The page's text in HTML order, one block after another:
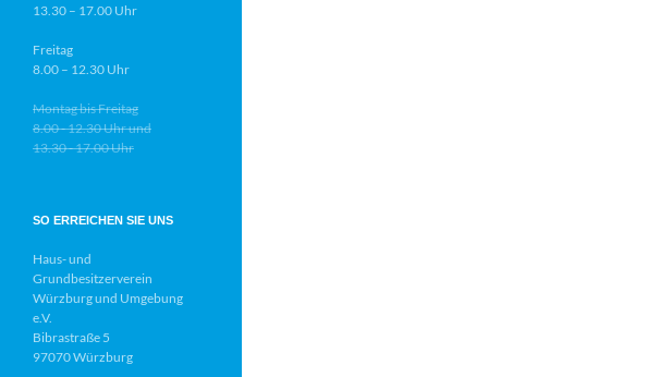
13.30 – 17.00 Uhr
Freitag
8.00 – 12.30 Uhr
Montag bis Freitag
8.00 - 12.30 Uhr und
13.30 - 17.00 Uhr
SO ERREICHEN SIE UNS
Haus- und
Grundbesitzerverein
Würzburg und Umgebung
e.V.
Bibrastraße 5
97070 Würzburg